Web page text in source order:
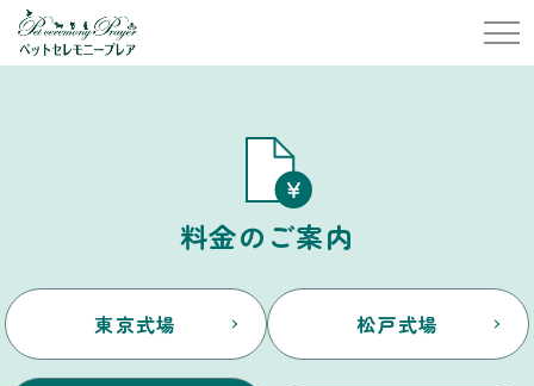
料金のご案内
東京式場 松戸式場